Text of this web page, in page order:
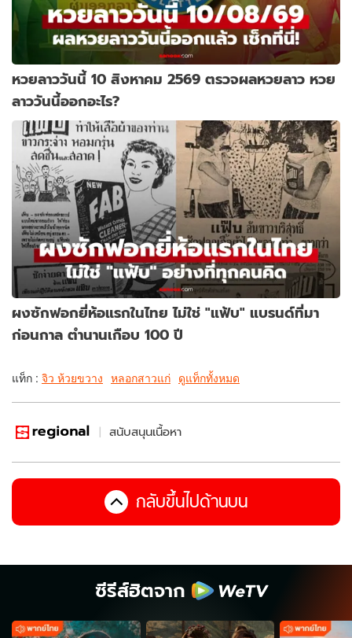
หวยลาววันนี้ 10 สิงหาคม 2569 ตรวจผลหวยลาว หวย
ลาววันนี้ออกอะไร?
ผงซักฟอกยี่ห้อแรกในไทย ไม่ใช่ "แฟ้บ" แบรนด์ที่มา
ก่อนกาล ตำนานเกือบ 100 ปี
แท็ก : จิว ห้วยขวาง หลอกสาวแก่ ดูแท็กทั้งหมด
สนับสนุนเนื้อหา
กลับขึ้นไปด้านบน
ซีรีส์ฮิตจาก